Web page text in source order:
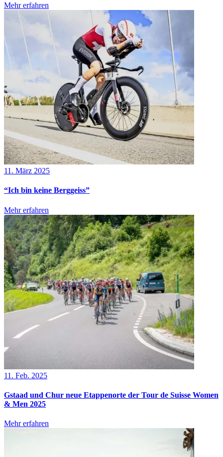
Mehr erfahren
11. März 2025
“Ich bin keine Berggeiss”
Mehr erfahren
11. Feb. 2025
Gstaad und Chur neue Etappenorte der Tour de Suisse Women
& Men 2025
Mehr erfahren